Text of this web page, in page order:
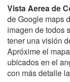
Vista Aerea de
de Google maps
imagen de todos
tener una visión
Apróxime el
ubicados en el
con más detalle